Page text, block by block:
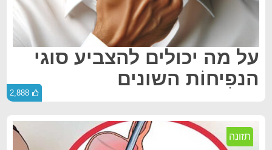
על מה יכולים להצביע סוגי
הנפִיחוֹת השונים
2,888
תזונה